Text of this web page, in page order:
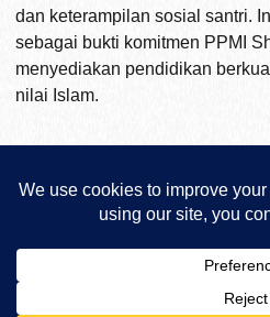
dan keterampilan sosial santri.
sebagai bukti komitmen PPMI
menyediakan pendidikan
nilai Islam.
Previous post